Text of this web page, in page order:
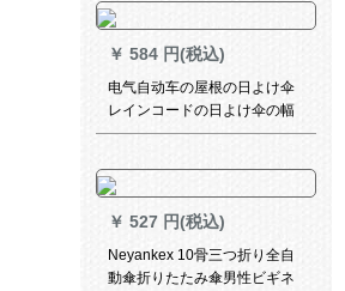
￥ 584 円(税込)
电气自动车の屋根の日よけ伞
レインコードの日よけ伞の幅
を大きする。スクラバーの屋
ました。风よけカバの黒い裏
+前后の窓を开けます。
￥ 527 円(税込)
Neyankex 10骨三つ折り全自
動傘折りたたみ傘男性ビギネ